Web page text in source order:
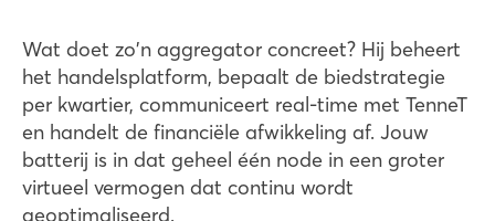
Wat doet zo'n aggregator concreet? Hij beheert
het handelsplatform, bepaalt de biedstrategie
per kwartier, communiceert real-time met TenneT
en handelt de financiële afwikkeling af. Jouw
batterij is in dat geheel één node in een groter
virtueel vermogen dat continu wordt
geoptimaliseerd.